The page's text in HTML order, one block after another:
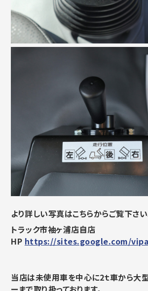
より詳しい写真はこちらからご覧下さい
トラック市袖ヶ浦店自店
HP https://sites.google.com/
当店は未使用車を中心に2ｔ車から大型